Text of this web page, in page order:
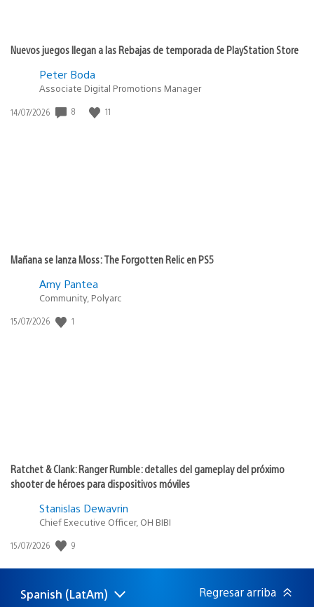
Nuevos juegos llegan a las Rebajas de temporada de PlayStation Store
Peter Boda
Associate Digital Promotions Manager
Fecha
14/07/2026 8 11
Mañana se lanza Moss: The Forgotten Relic en PS5
Amy Pantea
Community, Polyarc
Fecha
15/07/2026 1
Ratchet & Clank: Ranger Rumble: detalles del gameplay del próximo
shooter de héroes para dispositivos móviles
Stanislas Dewavrin
Chief Executive Officer, OH BIBI
Fecha
publicación:
15/07/2026 9
Elige
Región
Spanish (LatAm) Regresar arriba